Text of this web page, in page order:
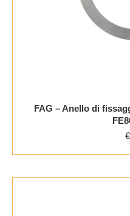
FAG – Anello di
€